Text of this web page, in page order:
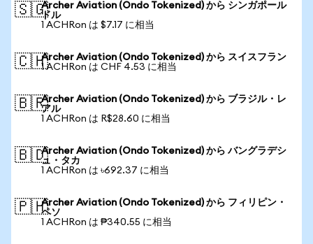
🇸🇬Archer Aviation (Ondo Tokenized) から シンガポール
ドル
1 ACHRon は $7.17 に相当
🇨🇭Archer Aviation (Ondo Tokenized) から スイスフラン
1 ACHRon は CHF 4.53 に相当
🇧🇷Archer Aviation (Ondo Tokenized) から ブラジル・レ
アル
1 ACHRon は R$28.60 に相当
🇧🇩Archer Aviation (Ondo Tokenized) から バングラデシ
ュ・タカ
1 ACHRon は ৳692.37 に相当
🇵🇭Archer Aviation (Ondo Tokenized) から フィリピン・
ペソ
1 ACHRon は ₱340.55 に相当